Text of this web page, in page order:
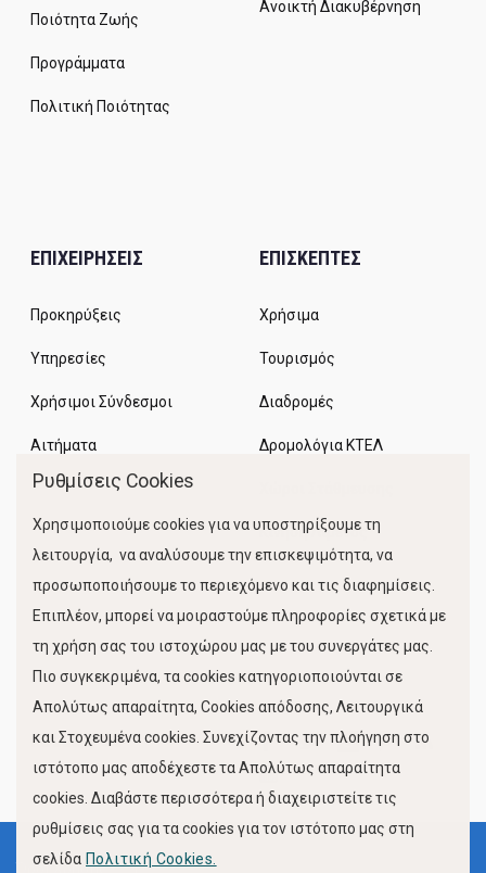
Ποιότητα Ζωής
Προγράμματα
Πολιτική Ποιότητας
Ανοικτή Διακυβέρνηση
ΕΠΙΧΕΙΡΗΣΕΙΣ
Προκηρύξεις
Υπηρεσίες
Χρήσιμοι Σύνδεσμοι
Αιτήματα
ΕΠΙΣΚΕΠΤΕΣ
Χρήσιμα
Τουρισμός
Διαδρομές
Δρομολόγια ΚΤΕΛ
Κίνηση Λιμένος
FOLLOW US
Όροι Χρήσης
Ρυθμίσεις Cookies
Χρησιμοποιούμε cookies για να υποστηρίξουμε τη
λειτουργία, να αναλύσουμε την επισκεψιμότητα, να
προσωποποιήσουμε το περιεχόμενο και τις διαφημίσεις.
Επιπλέον, μπορεί να μοιραστούμε πληροφορίες σχετικά με
τη χρήση σας του ιστοχώρου μας με του συνεργάτες μας.
Πιο συγκεκριμένα, τα cookies κατηγοριοποιούνται σε
Απολύτως απαραίτητα, Cookies απόδοσης, Λειτουργικά
και Στοχευμένα cookies. Συνεχίζοντας την πλοήγηση στο
ιστότοπο μας αποδέχεστε τα Απολύτως απαραίτητα
cookies. Διαβάστε περισσότερα ή διαχειριστείτε τις
ρυθμίσεις σας για τα cookies για τον ιστότοπο μας στη
σελίδα Πολιτική Cookies.